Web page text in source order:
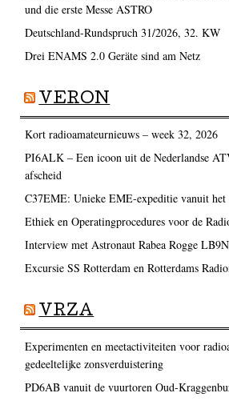
und die erste Messe ASTRO
Deutschland-Rundspruch 31/2026, 32. KW
Drei ENAMS 2.0 Geräte sind am Netz
VERON
Kort radioamateurnieuws – week 32, 2026
PI6ALK – Een icoon uit de Nederlandse
afscheid
C37EME: Unieke EME-expeditie vanuit
Ethiek en Operatingprocedures voor de
Interview met Astronaut Rabea Rogge
Excursie SS Rotterdam en Rotterdams
VRZA
Experimenten en meetactiviteiten voor
gedeeltelijke zonsverduistering
PD6AB vanuit de vuurtoren Oud-